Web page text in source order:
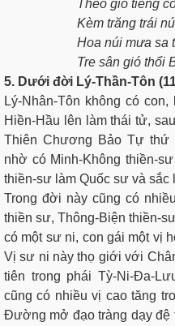
Theo gió tiếng
Kèm trăng trái
Hoa núi mưa sa
Tre sân gió thổi
5. Dưới đời Lý-Thần-Tôn
Lý-Nhân-Tôn không có
Hiền-Hầu lên làm thái tử,
Thiên Chương Bảo Tự thứ
nhờ có Minh-Không thiền-
thiền-sư làm Quốc sư và sắc
Trong đời này cũng có
thiền sư, Thông-Biện thiền-
có một sư ni, con gái một vị
Vị sư ni này thọ giới với
tiên trong phái Tỳ-Ni-Ða-
cũng có nhiều vị cao tăng
Ðường mở đạo tràng dạy đệ